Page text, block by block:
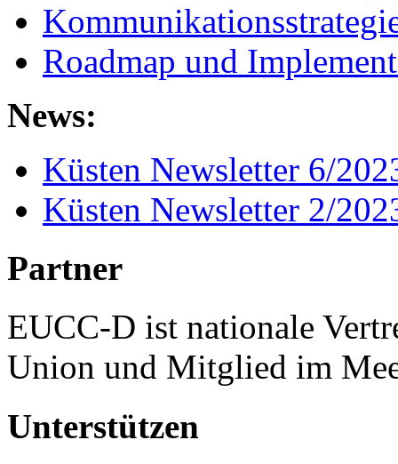
Roadmap und
News:
Küsten Newsletter 6/
Küsten Newsletter 2/
Partner
EUCC-D ist nationale
Union und Mitglied im
Unterstützen